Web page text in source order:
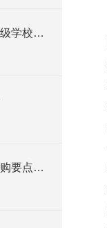
实验室废水处理设备在各级学校的应用
实验室废水处理设备的选购要点，你知道多少？